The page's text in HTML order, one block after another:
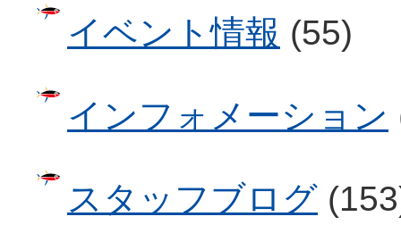
イベント情報 (55)
インフォメーション
スタッフブログ